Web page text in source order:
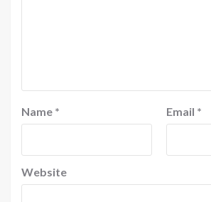
Name * Email *
Website